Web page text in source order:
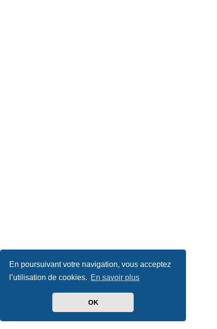
En poursuivant votre navigation, vous acceptez
l’utilisation de cookies. En savoir plus
OK